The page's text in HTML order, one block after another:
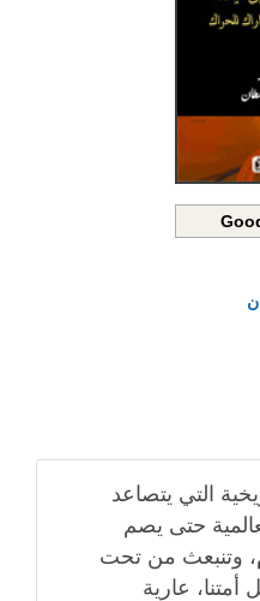
التي يتصاعد
حتى يصم
وتنبعث من تحت
أمتنا، عارية